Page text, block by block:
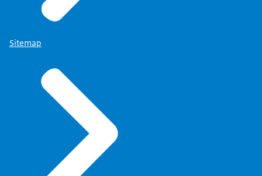
Sitemap